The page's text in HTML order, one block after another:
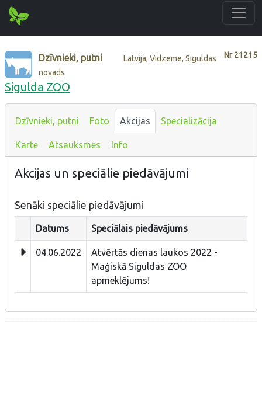
Nr21215
Dzīvnieki, putni
Latvija, Vidzeme, Siguldas
novads
Sigulda ZOO
Dzīvnieki, putni Foto Akcijas Specializācija
Karte Atsauksmes Info
Akcijas un speciālie piedāvājumi
Senāki speciālie piedāvājumi
Datums Speciālais piedāvājums
04.06.2022
Atvērtās dienas laukos 2022 -
Maģiskā Siguldas ZOO
apmeklējums!